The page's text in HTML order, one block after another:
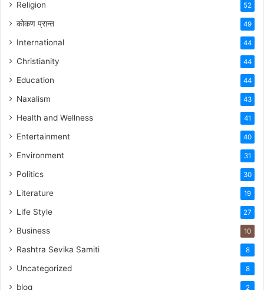
Religion 52
कोकण प्रान्त 49
International 44
Christianity 44
Education 44
Naxalism 43
Health and Wellness 41
Entertainment 40
Environment 31
Politics 30
Literature 19
Life Style 27
Business 10
Rashtra Sevika Samiti 8
Uncategorized 8
blog 2